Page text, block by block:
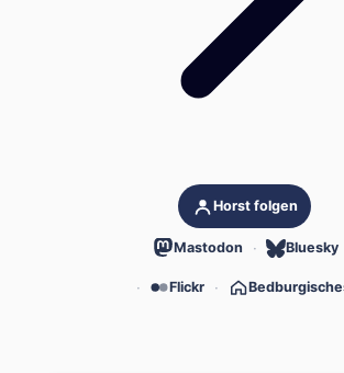
Horst folgen
Mastodon Bluesky
Flickr